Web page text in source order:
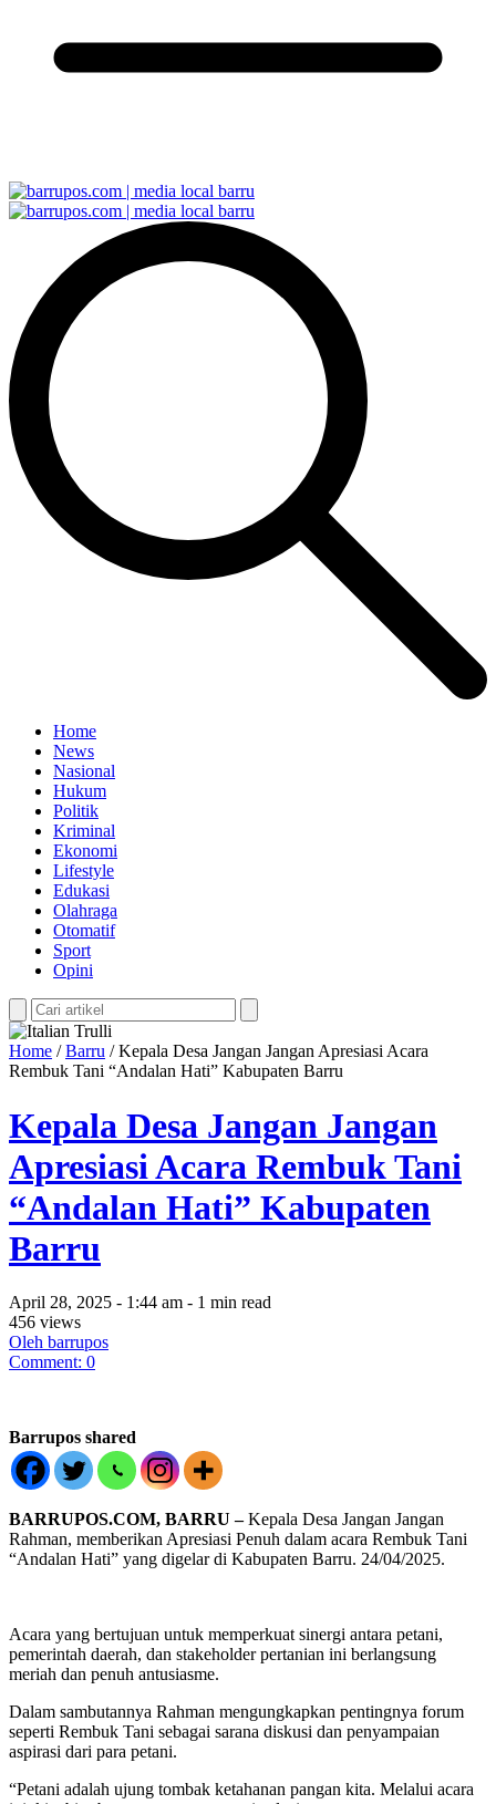
Home
News
Nasional
Hukum
Politik
Kriminal
Ekonomi
Lifestyle
Edukasi
Olahraga
Otomatif
Sport
Opini
Home /Barru /Kepala Desa Jangan Jangan Apresiasi Acara
Rembuk Tani “Andalan Hati” Kabupaten Barru
Kepala Desa Jangan Jangan
Apresiasi Acara Rembuk Tani
“Andalan Hati” Kabupaten
Barru
April 28, 2025 - 1:44 am - 1 min read
456 views
Oleh barrupos
Comment: 0
Barrupos shared
BARRUPOS.COM, BARRU –Kepala Desa Jangan Jangan
Rahman, memberikan Apresiasi Penuh dalam acara Rembuk Tani
“Andalan Hati” yang digelar di Kabupaten Barru. 24/04/2025.
Acara yang bertujuan untuk memperkuat sinergi antara petani,
pemerintah daerah, dan stakeholder pertanian ini berlangsung
meriah dan penuh antusiasme.
Dalam sambutannya Rahman mengungkapkan pentingnya forum
seperti Rembuk Tani sebagai sarana diskusi dan penyampaian
aspirasi dari para petani.
“Petani adalah ujung tombak ketahanan pangan kita. Melalui acara